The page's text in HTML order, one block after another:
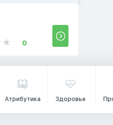
0
Атрибутика Здоровье